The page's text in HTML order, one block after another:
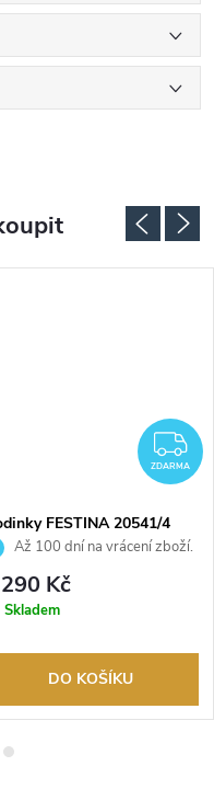
ZDARMA
FESTINA 20541/4
Až 100 dní na vrácení zboží.
prodejce.
Kč
Skladem
DO KOŠÍKU